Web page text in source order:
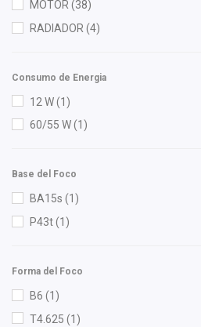
FP(4)
Fritec(5)
Gonher(11)
Good Go
Hella(7)
HO (2)
HUSHAN (16)
(1)
MOTOR (38)
RADIADOR (4)
Consumo de Energia
12 W(1)
60/55 W(1)
Base del Foco
BA15s (1)
P43t(1)
Forma del Foco
B6 (1)
T4.625 (1)